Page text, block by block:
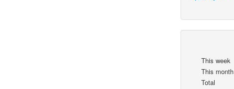
This week
This month
Total